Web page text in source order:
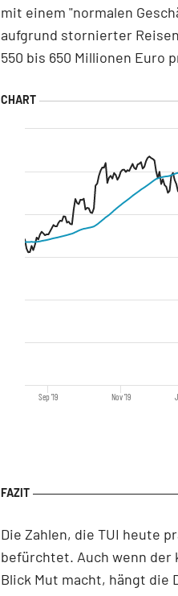
mit einem "normalen
aufgrund stornierter
550 bis 650 Millionen Euro
Sep '19 Nov '19
Die Zahlen, die TUI heute
befürchtet. Auch wenn der
Blick Mut macht, hängt die